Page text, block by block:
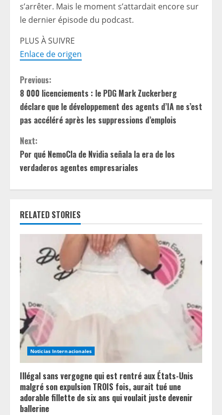
s’arrêter. Mais le moment s’attardait encore sur
le dernier épisode du podcast.
PLUS À SUIVRE
Enlace de origen
C
o
n
t
i
n
u
e
e
d
i
n
g
Previous:
8 000 licenciements : le PDG Mark Zuckerberg
déclare que le développement des agents d’IA ne s’est
pas accéléré après les suppressions d’emplois
Next:
Por qué NemoCla de Nvidia señala la era de los
verdaderos agentes empresariales
RELATED STORIES
Noticias Internacionales
Illégal sans vergogne qui est rentré aux États-Unis
malgré son expulsion TROIS fois, aurait tué une
adorable fillette de six ans qui voulait juste devenir
ballerine